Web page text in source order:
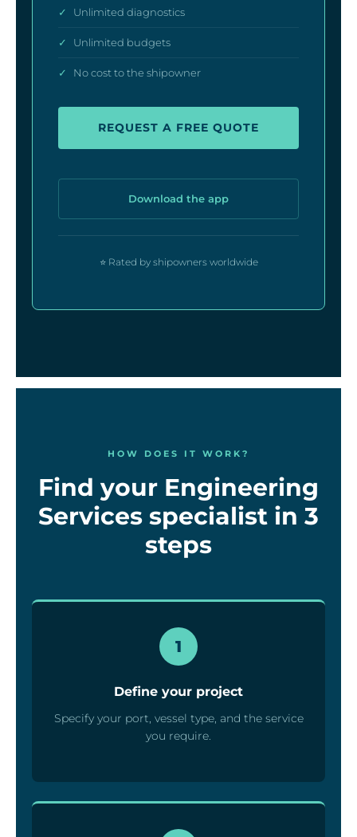
✓ Unlimited diagnostics
✓ Unlimited budgets
✓ No cost to the shipowner
REQUEST A FREE QUOTE
Download the app
⭐ Rated by shipowners worldwide
HOW DOES IT WORK?
Find your Engineering
Services specialist in 3
steps
1
Define your project
Specify your port, vessel type, and the service
you require.